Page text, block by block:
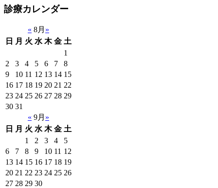
診療カレンダー
« 8月 »
日
月 火 水 木 金 土
1
2
3 4 5 6 7
8
9
10 11 12 13 14 15
16 17 18 19 20 21 22
23 24 25 26 27 28 29
30 31
« 9月 »
日
月 火 水 木 金 土
1
2 3 4
5
6
7 8 9 10 11 12
13 14 15 16 17 18 19
20 21 22 23 24 25 26
27 28 29 30